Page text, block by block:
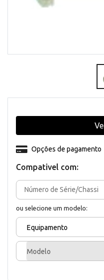
Compativel com:
ou selecione um modelo:
Equipamento
Modelo
Opções de pagamento